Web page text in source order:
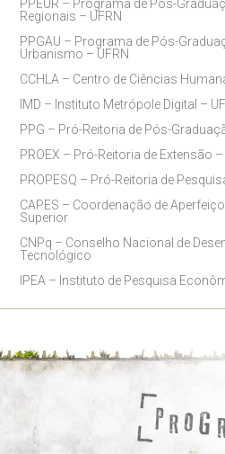
PPEUR – Programa de Pós-
Regionais – UFRN
PPGAU – Programa de Pós-
Urbanismo – UFRN
CCHLA – Centro de Ciências
IMD – Instituto Metrópole Digital –
PPG – Pró-Reitoria de Pós-
PROEX – Pró-Reitoria de Extensão –
PROPESQ – Pró-Reitoria de
CAPES – Coordenação de
Superior
CNPq – Conselho Nacional de
Tecnológico
IPEA – Instituto de Pesquisa